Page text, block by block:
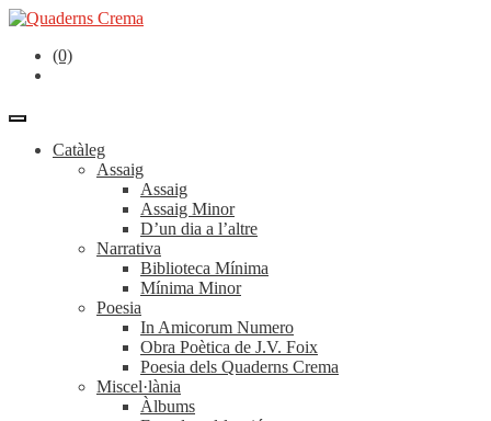
(0)
Catàleg
Assaig
Assaig
Assaig Minor
D’un dia a l’altre
Narrativa
Biblioteca Mínima
Mínima Minor
Poesia
In Amicorum Numero
Obra Poètica de J.V. Foix
Poesia dels Quaderns Crema
Miscel·lània
Àlbums